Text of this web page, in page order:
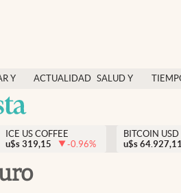
Y
ACTUALIDAD SALUD Y
México
ICE US COFFEE
u$s 319,15 -0.96%
BITCOIN USD
u$s